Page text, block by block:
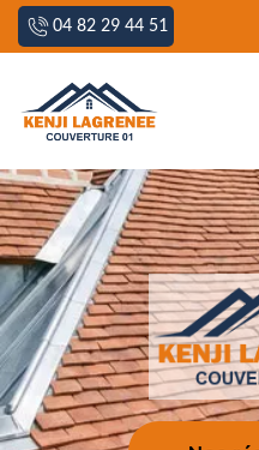
04 82 29 44 51